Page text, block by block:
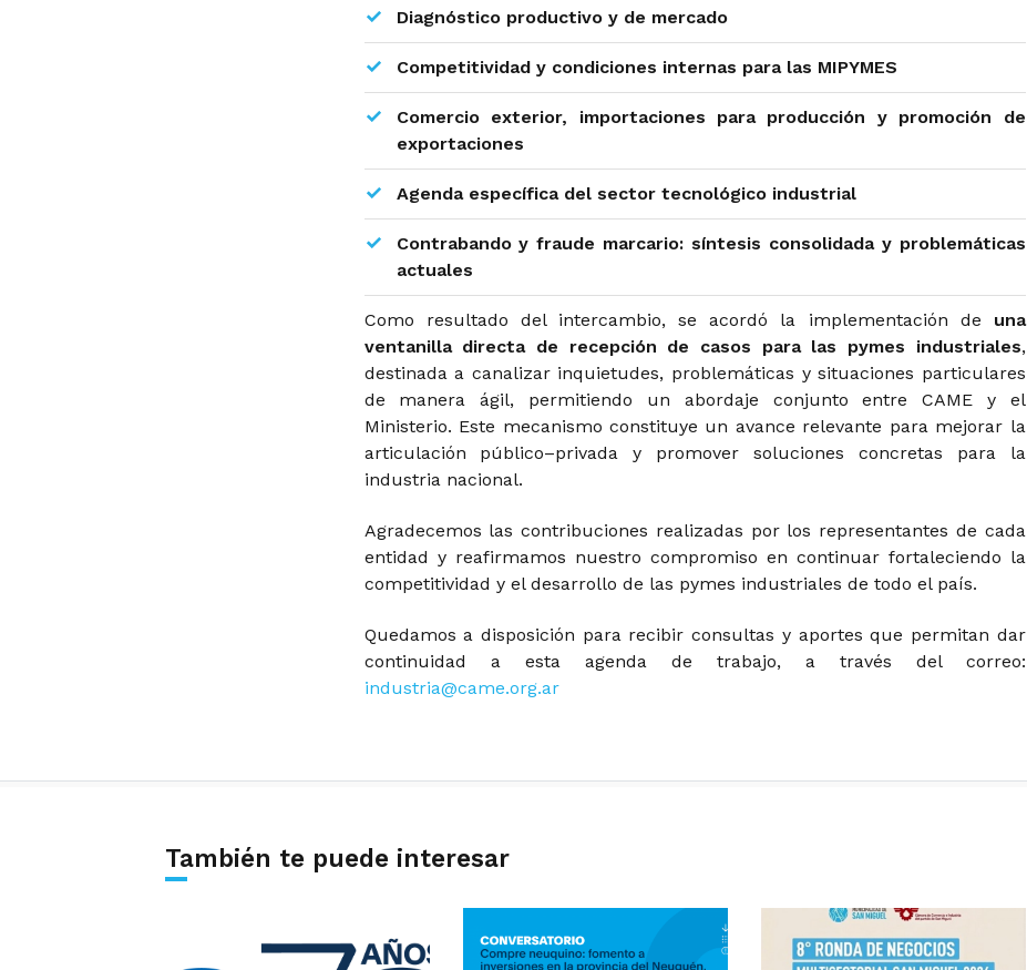
Diagnóstico productivo y de mercado
Competitividad y condiciones internas para las MIPYMES
Comercio exterior, importaciones para producción y promoción de
exportaciones
Agenda específica del sector tecnológico industrial
Contrabando y fraude marcario: síntesis consolidada y problemáticas
actuales
Como resultado del intercambio, se acordó la implementación de una
ventanilla directa de recepción de casos para las pymes industriales,
destinada a canalizar inquietudes, problemáticas y situaciones particulares
de manera ágil, permitiendo un abordaje conjunto entre CAME y el
Ministerio. Este mecanismo constituye un avance relevante para mejorar la
articulación público–privada y promover soluciones concretas para la
industria nacional.
Agradecemos las contribuciones realizadas por los representantes de cada
entidad y reafirmamos nuestro compromiso en continuar fortaleciendo la
competitividad y el desarrollo de las pymes industriales de todo el país.
Quedamos a disposición para recibir consultas y aportes que permitan dar
continuidad a esta agenda de trabajo, a través del correo:
industria@came.org.ar
También te puede interesar